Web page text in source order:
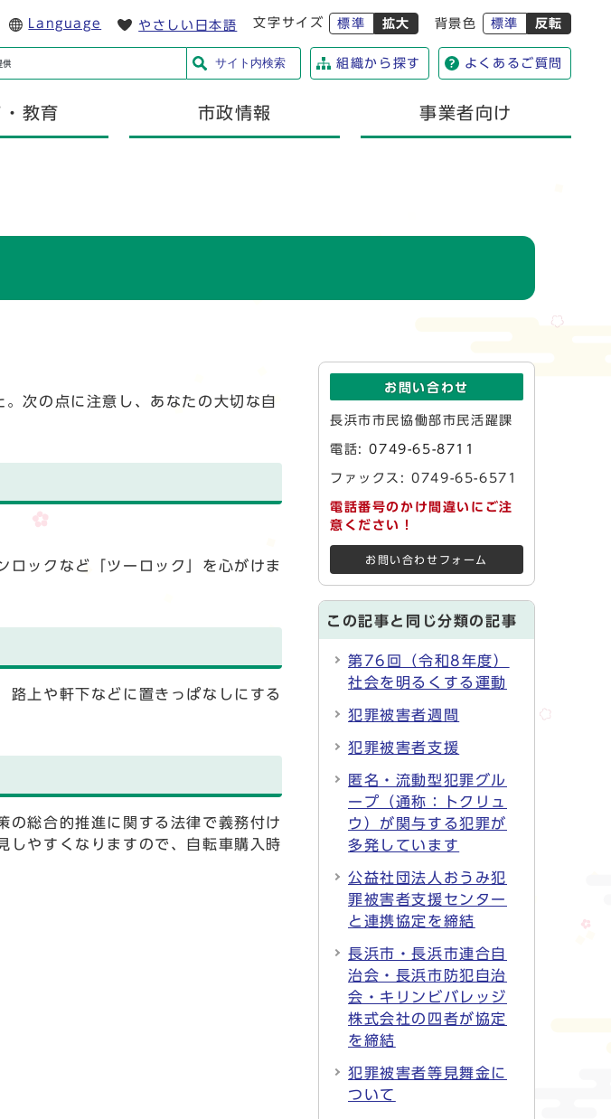
Language やさしい日本語 文字サイズ 標準 拡大 背景色 標準 反転
サイト内検索 組織から探す よくあるご質問
教育 市政情報 事業者向け
次の点に注意し、あなたの大切な自
ロックなど「ツーロック」を心がけま
路上や軒下などに置きっぱなしにする
の総合的推進に関する法律で義務付け
しやすくなりますので、自転車購入時
お問い合わせ
長浜市市民協働部市民活躍課
電話:0749-65-8711
ファックス: 0749-65-6571
電話番号のかけ間違いにご注
意ください！
お問い合わせフォーム
この記事と同じ分類の記事
第76回（令和8年度）
社会を明るくする運動
犯罪被害者週間
犯罪被害者支援
匿名・流動型犯罪グル
ープ（通称：トクリュ
ウ）が関与する犯罪が
多発しています
公益社団法人おうみ犯
罪被害者支援センター
と連携協定を締結
長浜市・長浜市連合自
治会・長浜市防犯自治
会・キリンビバレッジ
株式会社の四者が協定
を締結
犯罪被害者等見舞金に
ついて